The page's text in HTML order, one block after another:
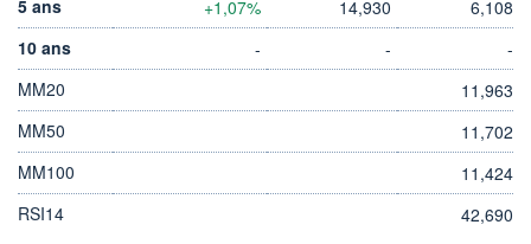
5 ans
+1,07% 14,930
6,108
10 ans
- -
-
MM20
11,963
MM50
11,702
MM100
11,424
RSI14
42,690